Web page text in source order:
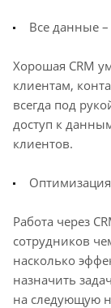
Все данные
Хорошая CRM
клиентам,
всегда под
доступ к
клиентов.
Работа через
сотрудников
насколько
назначить
на следующую